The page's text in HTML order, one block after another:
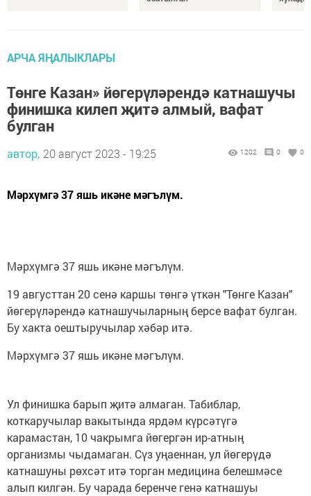
АРЧА ЯҢАЛЫКЛАРЫ
Төнге Казан» йөгерүләрендә катнашучы
финишка килеп җитә алмый, вафат
булган
автор, 20 август 2023 - 19:25 1202 0 0
Мәрхүмгә 37 яшь икәне мәгълүм.
Мәрхүмгә 37 яшь икәне мәгълүм.
19 августтан 20 сенә каршы төнгә үткән "Төнге Казан"
йөгерүләрендә катнашучыларның берсе вафат булган.
Бу хакта оештыручылар хәбәр итә.
Мәрхүмгә 37 яшь икәне мәгълүм.
Ул финишка барып җитә алмаган. Табиблар,
коткаручылар вакытында ярдәм күрсәтүгә
карамастан, 10 чакрымга йөгергән ир-атның
организмы чыдамаган. Сүз уңаеннан, ул йөгерүдә
катнашуны рөхсәт итә торган медицина белешмәсе
алып килгән. Бу чарада беренче генә катнашуы